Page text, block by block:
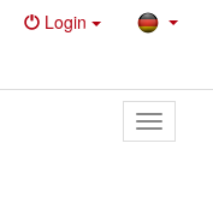
Login
Toggle
primary